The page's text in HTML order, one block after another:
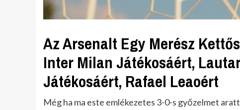
Az Arsenalt Egy Merész
Inter Milan Játékosáért,
Játékosáért, Rafael Leaoért
Még ha ma este emlékezetes 3-0-s győzelmet